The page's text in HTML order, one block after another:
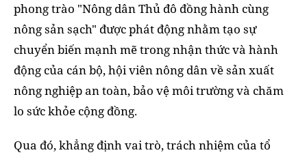
phong trào "Nông dân Thủ đô đồng hành cùng
nông sản sạch" được phát động nhằm tạo sự
chuyển biến mạnh mẽ trong nhận thức và hành
động của cán bộ, hội viên nông dân về sản xuất
nông nghiệp an toàn, bảo vệ môi trường và chăm
lo sức khỏe cộng đồng.
Qua đó, khẳng định vai trò, trách nhiệm của tổ